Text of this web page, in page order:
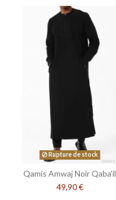
Rupture de stock
Qamis Amwaj Noir Qaba'il
49,90 €